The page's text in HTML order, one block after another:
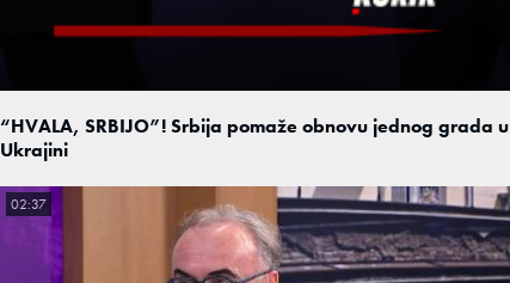
“HVALA, SRBIJO”! Srbija pomaže obnovu jednog grada u
Ukrajini
02:37